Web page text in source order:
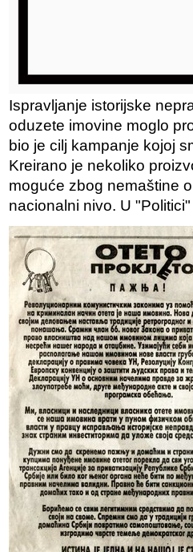
Ispravljanje istorijske
oduzete imovine moglo
bio je cilj kampanje kojoj
Kreirano je nekoliko
moguće zbog nemaštine
nacionalni nivo. U